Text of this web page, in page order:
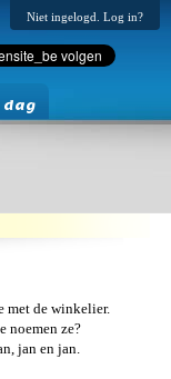
Niet ingelogd. Log in?
dag
met de winkelier.
noemen ze?
jan en jan.